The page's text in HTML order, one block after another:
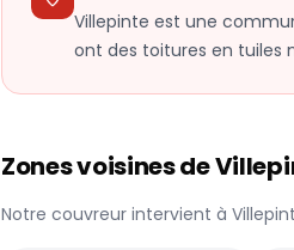
Villepinte est une
ont des toitures en tuiles
Zones voisines de
Notre couvreur intervient à